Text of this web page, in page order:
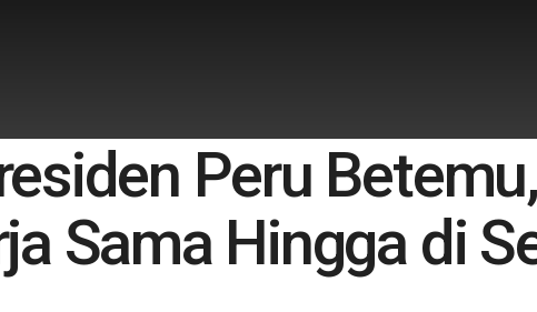
Peru
Sama Hingga di